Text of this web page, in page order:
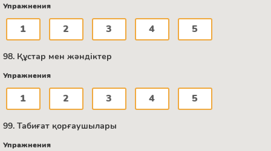
Упражнения
1 2 3 4 5
98. Құстар мен жәндіктер
Упражнения
1 2 3 4 5
99. Табиғат қорғаушылары
Упражнения